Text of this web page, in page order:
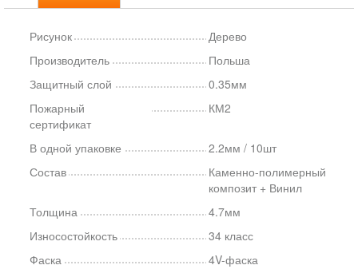
Рисунок
Дерево
Производитель
Польша
Защитный слой
0.35мм
Пожарный
сертификат
КМ2
В одной упаковке
2.2мм / 10шт
Состав
Каменно-полимерный
композит + Винил
Толщина
4.7мм
Износостойкость
34 класс
Фаска
4V-фаска